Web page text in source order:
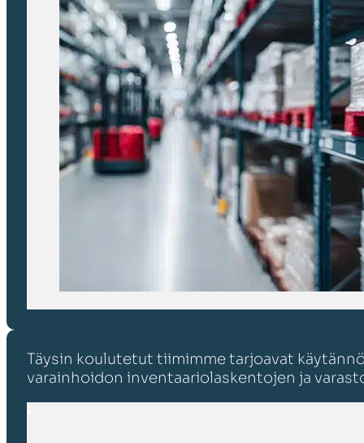
Täysin koulutetut tiimimme tarjoavat
varainhoidon inventaariolaskentojen ja